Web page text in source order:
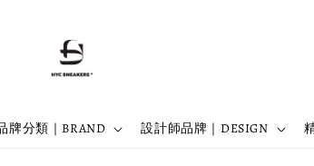
牌分類｜BRAND 設計師品牌｜DESIGN